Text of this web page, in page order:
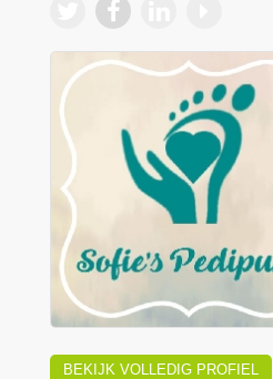
BEKIJK VOLLEDIG PROFIEL